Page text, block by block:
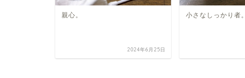
親心。
2024年6月25日
小さなしっかり者。